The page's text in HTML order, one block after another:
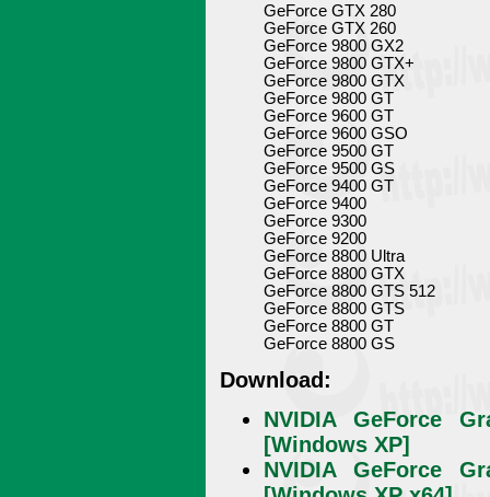
GeForce GTX 280
GeForce GTX 260
GeForce 9800 GX2
GeForce 9800 GTX+
GeForce 9800 GTX
GeForce 9800 GT
GeForce 9600 GT
GeForce 9600 GSO
GeForce 9500 GT
GeForce 9500 GS
GeForce 9400 GT
GeForce 9400
GeForce 9300
GeForce 9200
GeForce 8800 Ultra
GeForce 8800 GTX
GeForce 8800 GTS 512
GeForce 8800 GTS
GeForce 8800 GT
GeForce 8800 GS
Download:
NVIDIA GeForce
[Windows XP]
NVIDIA GeForce